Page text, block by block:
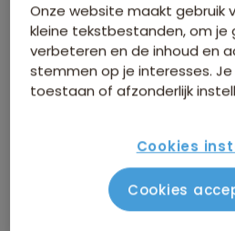
Moskou
Onze website maakt gebruik
kleine tekstbestanden, om je
verbeteren en de inhoud en
stemmen op je interesses.
toestaan of afzonderlijk
Cookies
Cookies